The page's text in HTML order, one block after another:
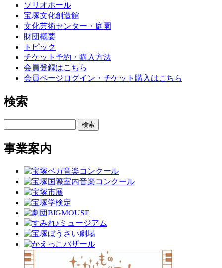
ソリオホール
宝塚文化創造館
文化芸術センター・庭園
財団概要
トピック
チケット予約・購入方法
会員登録はこちら
会員ページログイン・チケット購入はこちら
検索
検索
事業案内